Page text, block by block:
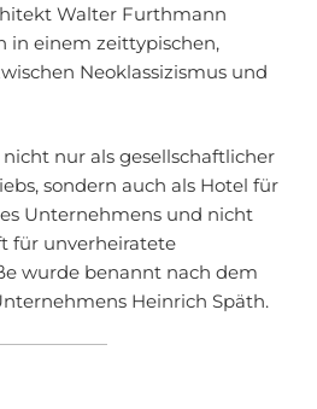
Walter Furthmann
in einem zeittypischen,
Neoklassizismus und
nur als gesellschaftlicher
sondern auch als Hotel für
Unternehmens und nicht
für unverheiratete
wurde benannt nach dem
Heinrich Späth.